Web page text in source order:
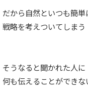
だから自然といつも簡単
戦略を考えついてしまう
そうなると聞かれた人に
何も伝えることができな